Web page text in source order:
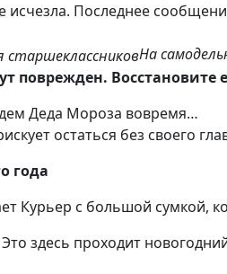
исчезла. Последнее
На
поврежден. Восстановите
Деда Мороза вовремя…
остаться без своего
года
Курьер с большой сумкой,
здесь проходит